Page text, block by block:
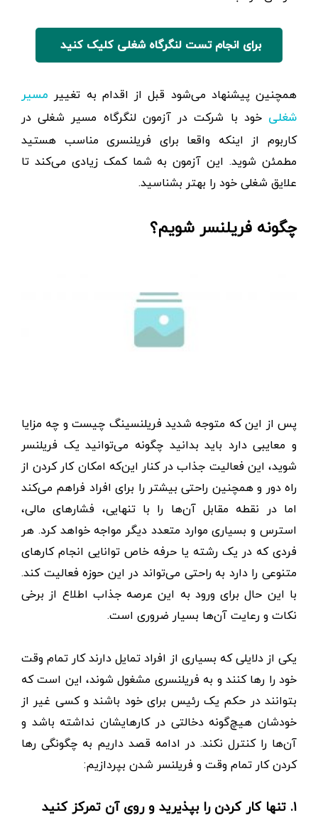
برای انجام تست لنگرگاه شغلی کلیک کنید
همچنین پیشنهاد می‌شود قبل از اقدام به تغییر مسیر
شغلی خود با شرکت در آزمون لنگرگاه مسیر شغلی در
کاربوم از اینکه واقعا برای فریلنسری مناسب هستید
مطمئن شوید. این آزمون به شما کمک زیادی می‌کند تا
علایق شغلی خود را بهتر بشناسید.
چگونه فریلنسر شویم؟
پس از این که متوجه شدید فریلنسینگ چیست و چه مزایا
و معایبی دارد باید بدانید چگونه می‌توانید یک فریلنسر
شوید، این فعالیت جذاب در کنار این‌که امکان کار کردن از
راه دور و همچنین راحتی بیشتر را برای افراد فراهم می‌کند
اما در نقطه مقابل آن‌ها را با تنهایی، فشارهای مالی،
استرس و بسیاری موارد متعدد دیگر مواجه خواهد کرد. هر
فردی که در یک رشته یا حرفه خاص توانایی انجام کارهای
متنوعی را دارد به راحتی می‌تواند در این حوزه فعالیت کند.
با این حال برای ورود به این عرصه جذاب اطلاع از برخی
نکات و رعایت آن‌ها بسیار ضروری است.
یکی از دلایلی که بسیاری از افراد تمایل دارند کار تمام ‌وقت
خود را رها کنند و به فریلنسری مشغول شوند، این است که
بتوانند در حکم یک رئیس برای خود باشند و کسی غیر از
خودشان هیچ‌گونه دخالتی در کارهایشان نداشته باشد و
آن‌ها را کنترل نکند. در ادامه قصد داریم به چگونگی رها
کردن کار تمام وقت و فریلنسر شدن بپردازیم:
۱. تنها کار کردن را بپذیرید و روی آن تمرکز کنید